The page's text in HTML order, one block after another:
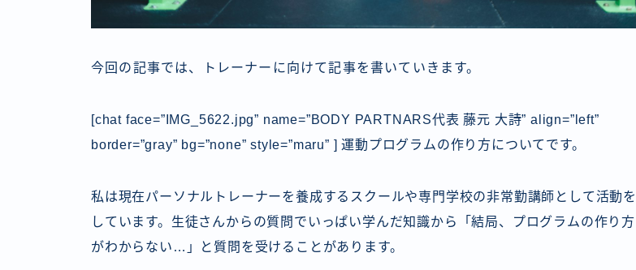
今回の記事では、トレーナーに向けて記事を書いていきます。
[chat face=”IMG_5622.jpg” name=”BODY PARTNARS代表 藤元 大詩” align=”left”
border=”gray” bg=”none” style=”maru” ] 運動プログラムの作り方についてです。
私は現在パーソナルトレーナーを養成するスクールや専門学校の非常勤講師として活動を
しています。生徒さんからの質問でいっぱい学んだ知識から「結局、プログラムの作り方
がわからない…」と質問を受けることがあります。